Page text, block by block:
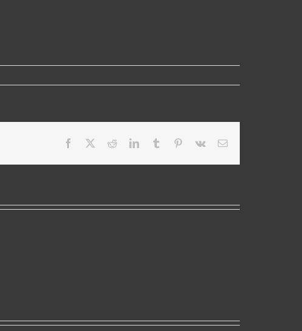
Facebook RedditLinkedInTumblr Pinterest
Vk Email